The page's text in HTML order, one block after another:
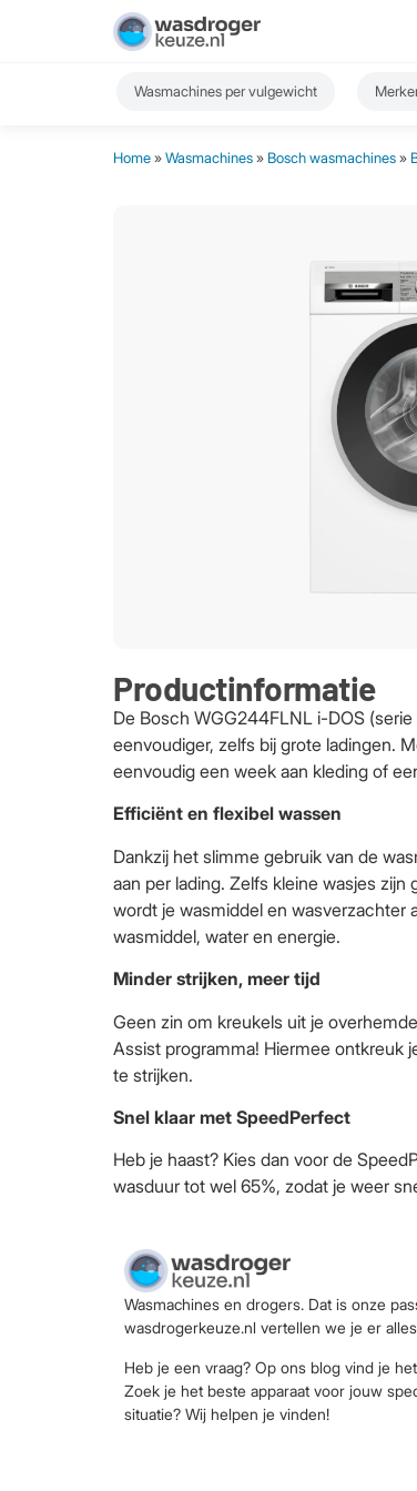
Wasmachines per vulgewicht
Home»Wasmachines» Bosch wasmachines»
Productinformatie
De Bosch WGG244FLNL i-DOS
eenvoudiger, zelfs bij grote ladingen.
eenvoudig een week aan kleding of
Efficiënt en flexibel wassen
Dankzij het slimme gebruik van de
aan per lading. Zelfs kleine wasjes zijn
wordt je wasmiddel en wasverzachter
wasmiddel, water en energie.
Minder strijken, meer tijd
Geen zin om kreukels uit je
Assist programma! Hiermee ontkreuk
te strijken.
Snel klaar met SpeedPerfect
Heb je haast? Kies dan voor de
wasduur tot wel 65%, zodat je weer
Wasmachines en drogers. Dat is onze
wasdrogerkeuze.nl vertellen we je er
Heb je een vraag? Op ons blog vind je
Zoek je het beste apparaat voor jouw
situatie? Wij helpen je vinden!